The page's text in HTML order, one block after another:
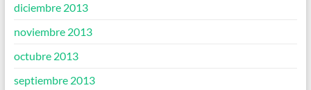
diciembre 2013
noviembre 2013
octubre 2013
septiembre 2013